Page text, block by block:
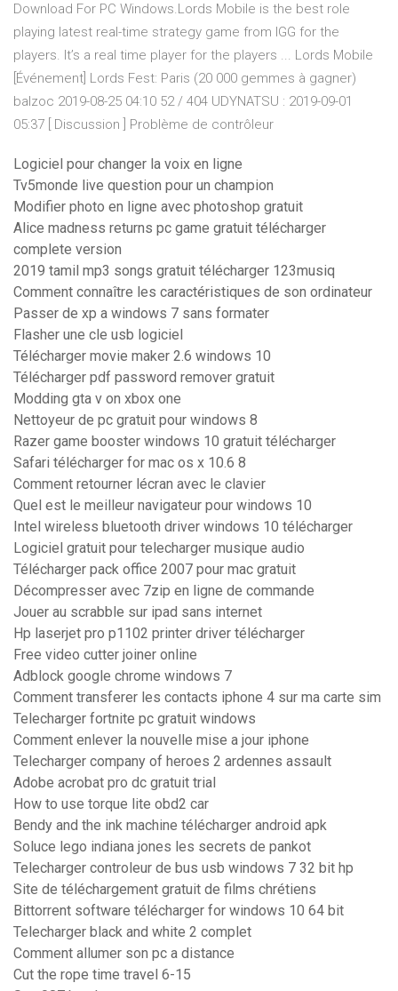
Download For PC Windows.Lords Mobile is the best role
playing latest real-time strategy game from IGG for the
players. It’s a real time player for the players ... Lords Mobile
[Événement] Lords Fest: Paris (20 000 gemmes à gagner)
balzoc 2019-08-25 04:10 52 / 404 UDYNATSU : 2019-09-01
05:37 [ Discussion ] Problème de contrôleur
Logiciel pour changer la voix en ligne
Tv5monde live question pour un champion
Modifier photo en ligne avec photoshop gratuit
Alice madness returns pc game gratuit télécharger
complete version
2019 tamil mp3 songs gratuit télécharger 123musiq
Comment connaître les caractéristiques de son ordinateur
Passer de xp a windows 7 sans formater
Flasher une cle usb logiciel
Télécharger movie maker 2.6 windows 10
Télécharger pdf password remover gratuit
Modding gta v on xbox one
Nettoyeur de pc gratuit pour windows 8
Razer game booster windows 10 gratuit télécharger
Safari télécharger for mac os x 10.6 8
Comment retourner lécran avec le clavier
Quel est le meilleur navigateur pour windows 10
Intel wireless bluetooth driver windows 10 télécharger
Logiciel gratuit pour telecharger musique audio
Télécharger pack office 2007 pour mac gratuit
Décompresser avec 7zip en ligne de commande
Jouer au scrabble sur ipad sans internet
Hp laserjet pro p1102 printer driver télécharger
Free video cutter joiner online
Adblock google chrome windows 7
Comment transferer les contacts iphone 4 sur ma carte sim
Telecharger fortnite pc gratuit windows
Comment enlever la nouvelle mise a jour iphone
Telecharger company of heroes 2 ardennes assault
Adobe acrobat pro dc gratuit trial
How to use torque lite obd2 car
Bendy and the ink machine télécharger android apk
Soluce lego indiana jones les secrets de pankot
Telecharger controleur de bus usb windows 7 32 bit hp
Site de téléchargement gratuit de films chrétiens
Bittorrent software télécharger for windows 10 64 bit
Telecharger black and white 2 complet
Comment allumer son pc a distance
Cut the rope time travel 6-15